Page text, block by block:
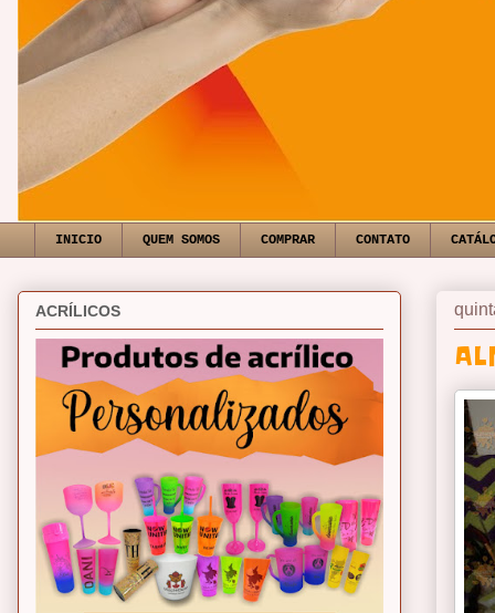
INICIO QUEM SOMOS COMPRAR CONTATO
ACRÍLICOS